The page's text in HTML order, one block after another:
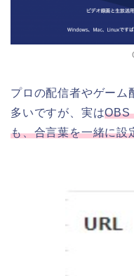
プロの配信者やゲーム
多いですが、実はOBS
も、合言葉を一緒に設